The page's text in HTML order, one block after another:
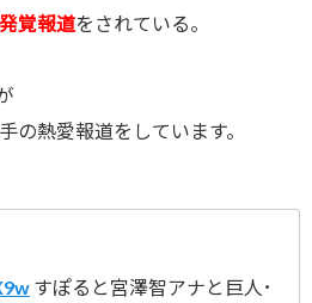
覚報道をされている。
の熱愛報道をしています。
すぽると宮澤智アナと巨人･